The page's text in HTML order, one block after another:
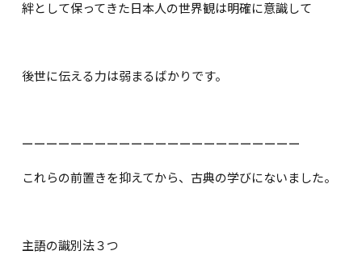
絆として保ってきた日本人の世界観は明確に意識して
後世に伝える力は弱まるばかりです。
ーーーーーーーーーーーーーーーーーーーーーーー
これらの前置きを抑えてから、古典の学びにないました。
主語の識別法３つ